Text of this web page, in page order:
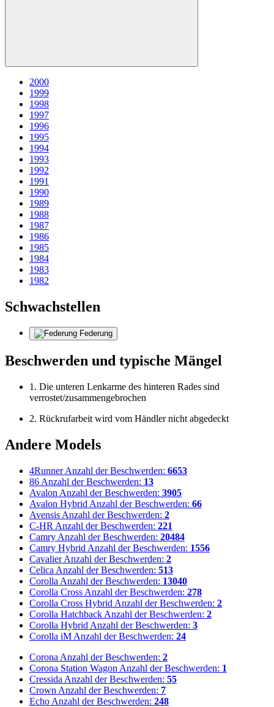
2000
1999
1998
1997
1996
1995
1994
1993
1992
1991
1990
1989
1988
1987
1986
1985
1984
1983
1982
Schwachstellen
Federung
Beschwerden und typische Mängel
1. Die unteren Lenkarme des hinteren Rades sind
verrostet/zusammengebrochen
2. Rückrufarbeit wird vom Händler nicht abgedeckt
Andere Models
4Runner Anzahl der Beschwerden: 6653
86 Anzahl der Beschwerden: 13
Avalon Anzahl der Beschwerden: 3905
Avalon Hybrid Anzahl der Beschwerden: 66
Avensis Anzahl der Beschwerden: 2
C-HR Anzahl der Beschwerden: 221
Camry Anzahl der Beschwerden: 20484
Camry Hybrid Anzahl der Beschwerden: 1556
Cavalier Anzahl der Beschwerden: 2
Celica Anzahl der Beschwerden: 513
Corolla Anzahl der Beschwerden: 13040
Corolla Cross Anzahl der Beschwerden: 278
Corolla Cross Hybrid Anzahl der Beschwerden: 2
Corolla Hatchback Anzahl der Beschwerden: 2
Corolla Hybrid Anzahl der Beschwerden: 3
Corolla iM Anzahl der Beschwerden: 24
Corona Anzahl der Beschwerden: 2
Corona Station Wagon Anzahl der Beschwerden: 1
Cressida Anzahl der Beschwerden: 55
Crown Anzahl der Beschwerden: 7
Echo Anzahl der Beschwerden: 248